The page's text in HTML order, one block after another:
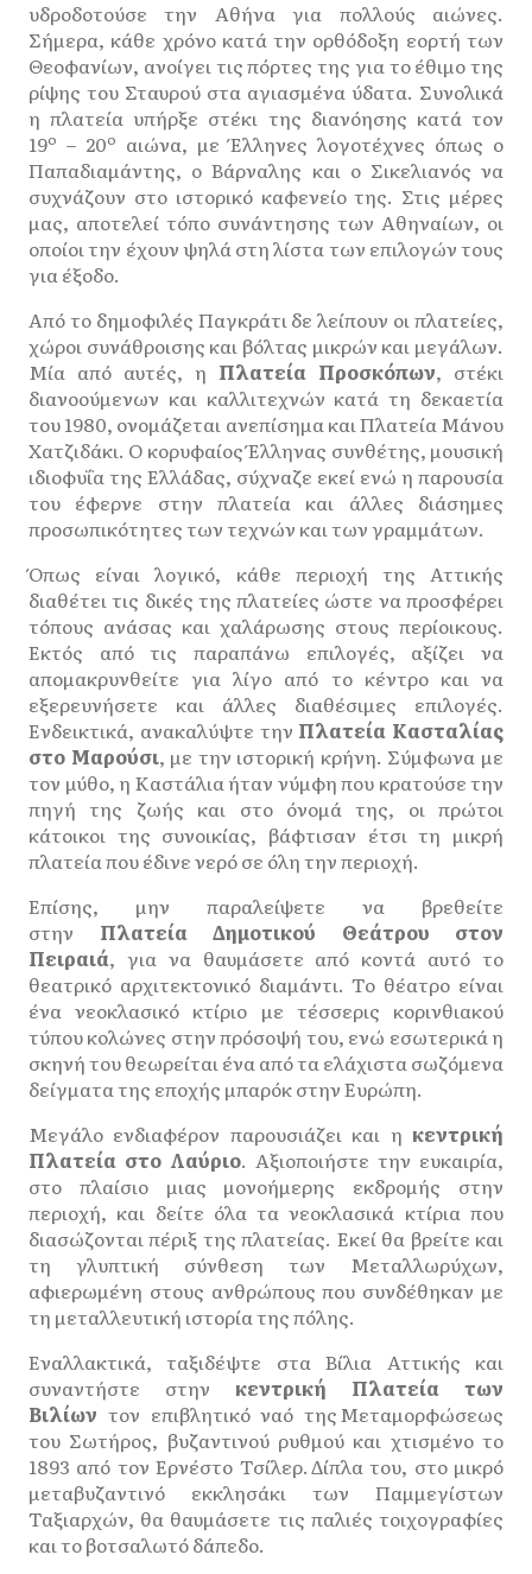
υδροδοτούσε την Αθήνα για πολλούς αιώνες.
Σήμερα, κάθε χρόνο κατά την ορθόδοξη εορτή των
Θεοφανίων, ανοίγει τις πόρτες της για το έθιμο της
ρίψης του Σταυρού στα αγιασμένα ύδατα. Συνολικά
η πλατεία υπήρξε στέκι της διανόησης κατά τον
19ο – 20ο αιώνα, με Έλληνες λογοτέχνες όπως ο
Παπαδιαμάντης, ο Βάρναλης και ο Σικελιανός να
συχνάζουν στο ιστορικό καφενείο της. Στις μέρες
μας, αποτελεί τόπο συνάντησης των Αθηναίων, οι
οποίοι την έχουν ψηλά στη λίστα των επιλογών τους
για έξοδο.
Από το δημοφιλές Παγκράτι δε λείπουν οι πλατείες,
χώροι συνάθροισης και βόλτας μικρών και μεγάλων.
Μία από αυτές, η Πλατεία Προσκόπων, στέκι
διανοούμενων και καλλιτεχνών κατά τη δεκαετία
του 1980, ονομάζεται ανεπίσημα και Πλατεία Μάνου
Χατζιδάκι. Ο κορυφαίος Έλληνας συνθέτης, μουσική
ιδιοφυΐα της Ελλάδας, σύχναζε εκεί ενώ η παρουσία
του έφερνε στην πλατεία και άλλες διάσημες
προσωπικότητες των τεχνών και των γραμμάτων.
Όπως είναι λογικό, κάθε περιοχή της Αττικής
διαθέτει τις δικές της πλατείες ώστε να προσφέρει
τόπους ανάσας και χαλάρωσης στους περίοικους.
Εκτός από τις παραπάνω επιλογές, αξίζει να
απομακρυνθείτε για λίγο από το κέντρο και να
εξερευνήσετε και άλλες διαθέσιμες επιλογές.
Ενδεικτικά, ανακαλύψτε την Πλατεία Κασταλίας
στο Μαρούσι, με την ιστορική κρήνη. Σύμφωνα με
τον μύθο, η Καστάλια ήταν νύμφη που κρατούσε την
πηγή της ζωής και στο όνομά της, οι πρώτοι
κάτοικοι της συνοικίας, βάφτισαν έτσι τη μικρή
πλατεία που έδινε νερό σε όλη την περιοχή.
Επίσης, μην παραλείψετε να βρεθείτε
στην Πλατεία Δημοτικού Θεάτρου στον
Πειραιά, για να θαυμάσετε από κοντά αυτό το
θεατρικό αρχιτεκτονικό διαμάντι. Το θέατρο είναι
ένα νεοκλασικό κτίριο με τέσσερις κορινθιακού
τύπου κολώνες στην πρόσοψή του, ενώ εσωτερικά η
σκηνή του θεωρείται ένα από τα ελάχιστα σωζόμενα
δείγματα της εποχής μπαρόκ στην Ευρώπη.
Μεγάλο ενδιαφέρον παρουσιάζει και η κεντρική
Πλατεία στο Λαύριο. Αξιοποιήστε την ευκαιρία,
στο πλαίσιο μιας μονοήμερης εκδρομής στην
περιοχή, και δείτε όλα τα νεοκλασικά κτίρια που
διασώζονται πέριξ της πλατείας. Εκεί θα βρείτε και
τη γλυπτική σύνθεση των Μεταλλωρύχων,
αφιερωμένη στους ανθρώπους που συνδέθηκαν με
τη μεταλλευτική ιστορία της πόλης.
Εναλλακτικά, ταξιδέψτε στα Βίλια Αττικής και
συναντήστε στην κεντρική Πλατεία των
Βιλίων τον επιβλητικό ναό της Μεταμορφώσεως
του Σωτήρος, βυζαντινού ρυθμού και χτισμένο το
1893 από τον Ερνέστο Τσίλερ. Δίπλα του, στο μικρό
μεταβυζαντινό εκκλησάκι των Παμμεγίστων
Ταξιαρχών, θα θαυμάσετε τις παλιές τοιχογραφίες
και το βοτσαλωτό δάπεδο.